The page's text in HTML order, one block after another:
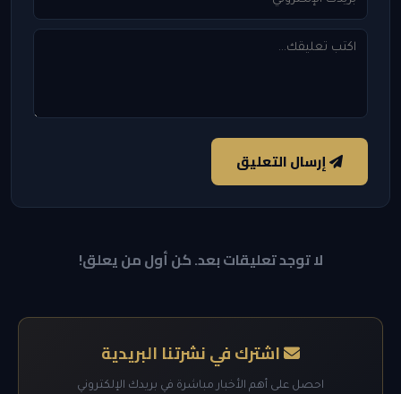
إرسال التعليق
لا توجد تعليقات بعد. كن أول من يعلق!
اشترك في نشرتنا البريدية
احصل على أهم الأخبار مباشرة في بريدك الإلكتروني